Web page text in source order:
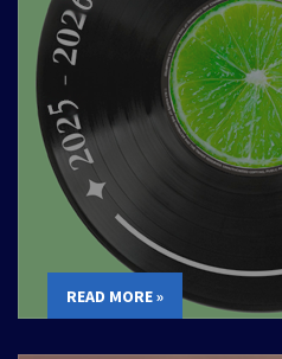
READ MORE »